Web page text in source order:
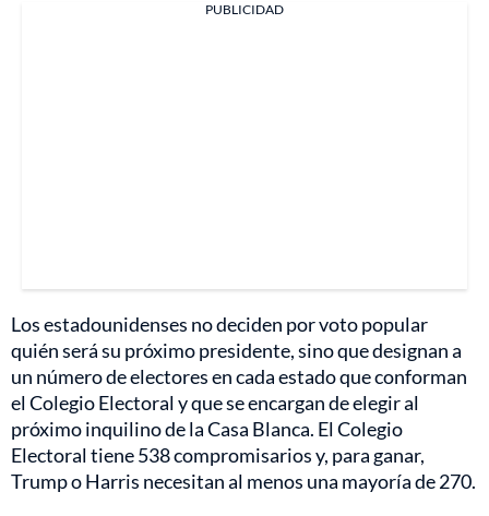
PUBLICIDAD
Los estadounidenses no deciden por voto popular
quién será su próximo presidente, sino que designan a
un número de electores en cada estado que conforman
el Colegio Electoral y que se encargan de elegir al
próximo inquilino de la Casa Blanca. El Colegio
Electoral tiene 538 compromisarios y, para ganar,
Trump o Harris necesitan al menos una mayoría de 270.